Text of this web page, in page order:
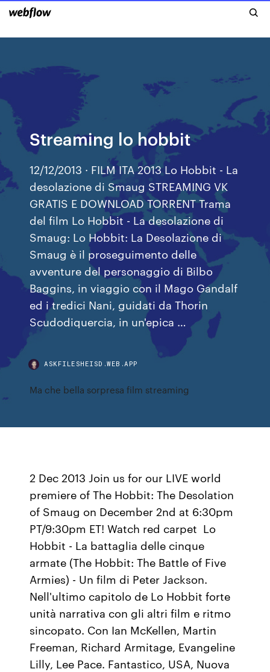
Streaming lo hobbit
12/12/2013 · FILM ITA 2013 Lo Hobbit - La
desolazione di Smaug STREAMING VK
GRATIS E DOWNLOAD TORRENT Trama
del film Lo Hobbit - La desolazione di
Smaug: Lo Hobbit: La Desolazione di
Smaug è il proseguimento delle
avventure del personaggio di Bilbo
Baggins, in viaggio con il Mago Gandalf
ed i tredici Nani, guidati da Thorin
Scudodiquercia, in un'epica …
ASKFILESHEISD.WEB.APP
Ma che bella sorpresa film streaming
2 Dec 2013 Join us for our LIVE world
premiere of The Hobbit: The Desolation
of Smaug on December 2nd at 6:30pm
PT/9:30pm ET! Watch red carpet Lo
Hobbit - La battaglia delle cinque
armate (The Hobbit: The Battle of Five
Armies) - Un film di Peter Jackson.
Nell'ultimo capitolo de Lo Hobbit forte
unità narrativa con gli altri film e ritmo
sincopato. Con Ian McKellen, Martin
Freeman, Richard Armitage, Evangeline
Lilly, Lee Pace. Fantastico, USA, Nuova